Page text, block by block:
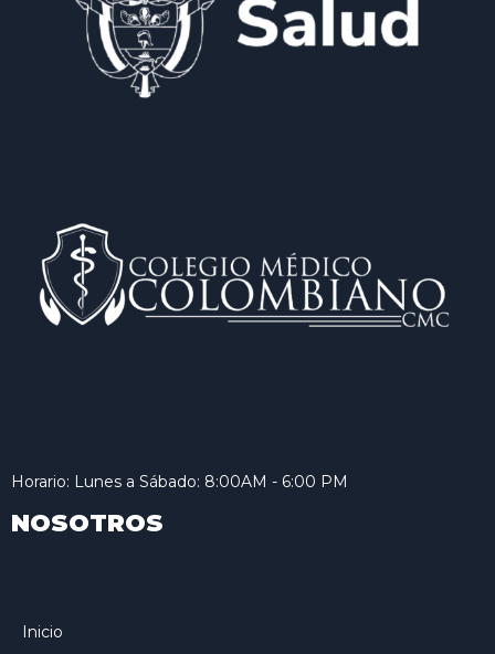
Horario: Lunes a Sábado: 8:00AM - 6:00 PM
NOSOTROS
Inicio